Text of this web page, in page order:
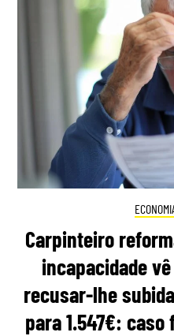
Carpinteiro
incapacidade
recusar-lhe
para 1.547€: caso